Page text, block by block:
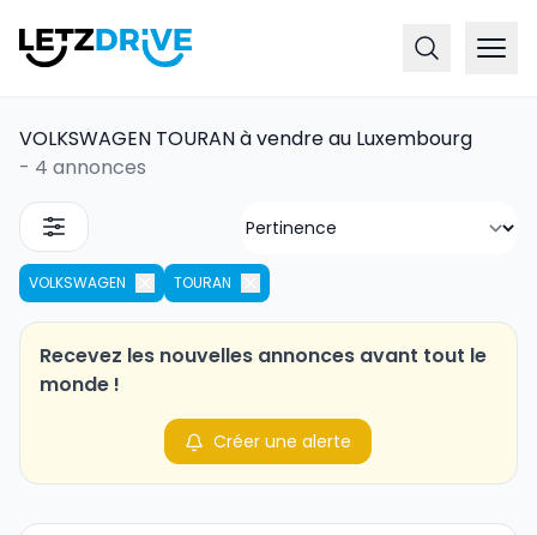
VOLKSWAGEN TOURAN à vendre au Luxembourg
- 4 annonces
VOLKSWAGEN TOURAN
Recevez les nouvelles annonces avant tout le
monde !
Créer une alerte